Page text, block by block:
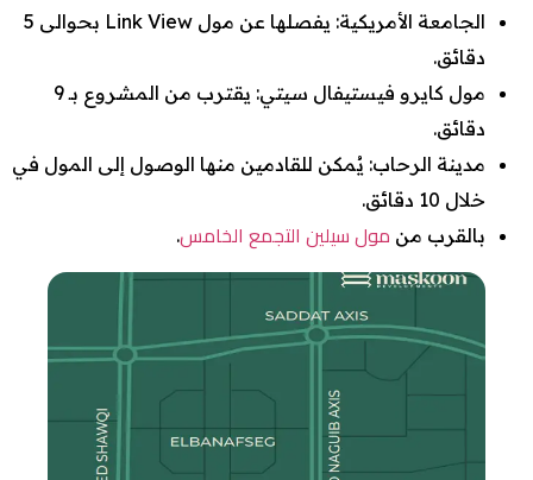
الجامعة الأمريكية: يفصلها عن مول Link View بحوالى 5
دقائق.
مول كايرو فيستيفال سيتي: يقترب من المشروع بـ 9
دقائق.
مدينة الرحاب: يُمكن للقادمين منها الوصول إلى المول في
خلال 10 دقائق.
بالقرب من مول سيلين التجمع الخامس.